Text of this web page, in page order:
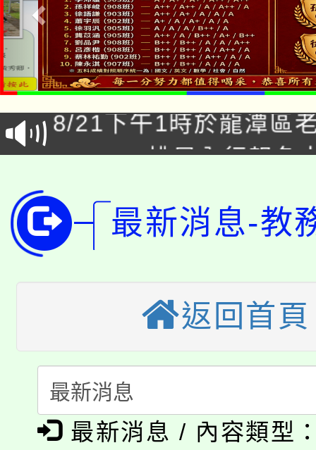
「本色祭」8/29、30在
場熱烈登場!
8/21下午1時於龍潭區
徵才活動。
YOUNG桃局內行報名
開!
115年桃園市運動會8/
田徑場及游泳池舉行。
桃園市低收入戶享有免
視費優惠，中低收入戶
半價優惠，詳情可洽有
者。
大園自造教育及科技中
份教師增能研習
大溪自造教育及科技
份教師研習
淨零綠生活教案入校路
會
115年食農教育專業人
程
「本色祭」8/29、30在
最新消息-教
返回首頁
最新消息 / 內容類型